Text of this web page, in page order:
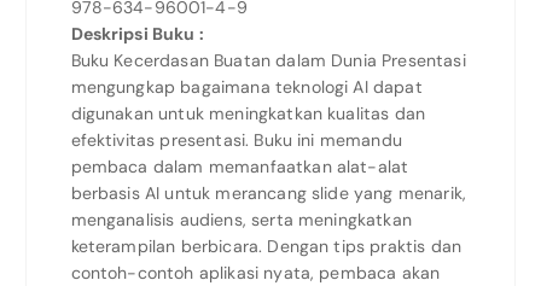
978-634-96001-4-9
Deskripsi Buku :
Buku Kecerdasan Buatan dalam Dunia Presentasi
mengungkap bagaimana teknologi AI dapat
digunakan untuk meningkatkan kualitas dan
efektivitas presentasi. Buku ini memandu
pembaca dalam memanfaatkan alat-alat
berbasis AI untuk merancang slide yang menarik,
menganalisis audiens, serta meningkatkan
keterampilan berbicara. Dengan tips praktis dan
contoh-contoh aplikasi nyata, pembaca akan